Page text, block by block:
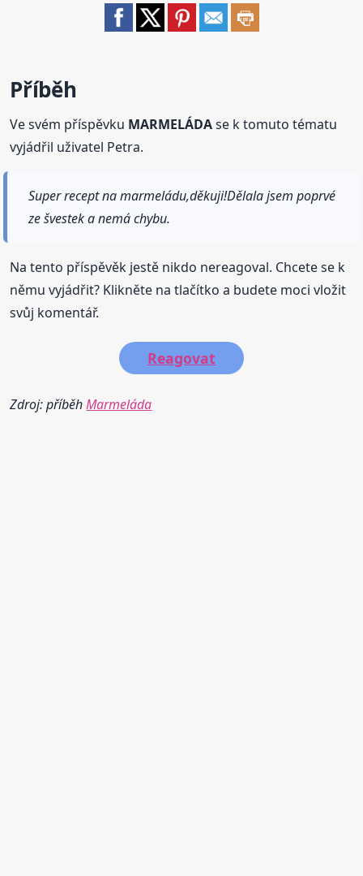
Příběh
Ve svém příspěvku MARMELÁDAse k tomuto tématu
vyjádřil uživatel Petra.
Super recept na marmeládu,děkuji!Dělala jsem poprvé
ze švestek a nemá chybu.
Na tento příspěvěk jestě nikdo nereagoval. Chcete se k
němu vyjádřit? Klikněte na tlačítko a budete moci vložit
svůj komentář.
Reagovat
Zdroj: příběhMarmeláda